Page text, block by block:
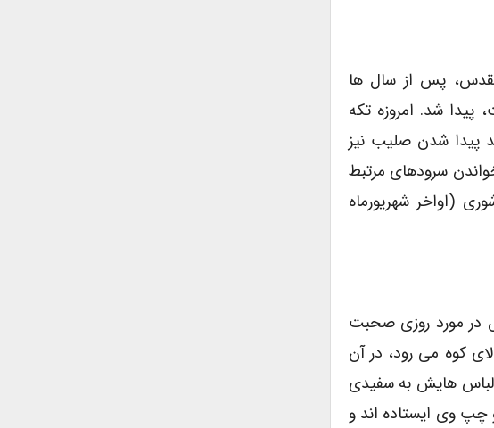
پس از سال ها
پیدا شد. امروزه تکه
پیدا شدن صلیب نیز
سرودهای مرتبط
ماه های آشوری (اواخر شهریورماه
در مورد روزی صحبت
کوه می رود، در آن
هایش به سفیدی
وی ایستاده اند و